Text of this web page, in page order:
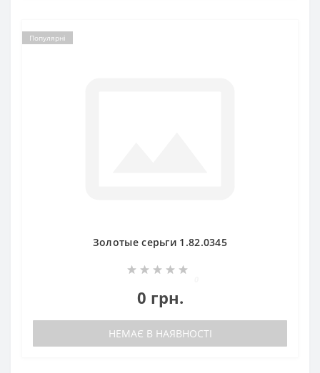
Популярні
Золотые серьги 1.82.0345
0 грн.
НЕМАЄ В НАЯВНОСТІ